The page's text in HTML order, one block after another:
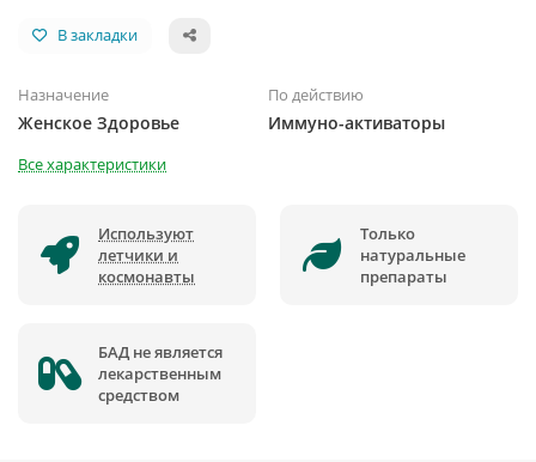
В закладки
Назначение
Женское Здоровье
По действию
Иммуно-активаторы
Все характеристики
Используют
летчики и
космонавты
Только
натуральные
препараты
БАД не является
лекарственным
средством